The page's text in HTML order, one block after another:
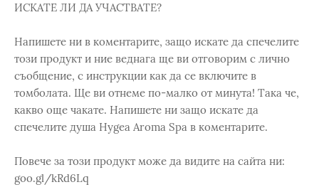
ИСКАТЕ ЛИ ДА УЧАСТВАТЕ?
Напишете ни в коментарите, защо искате да спечелите
този продукт и ние веднага ще ви отговорим с лично
съобщение, с инструкции как да се включите в
томболата. Ще ви отнеме по-малко от минута! Така че,
какво още чакате. Напишете ни защо искате да
спечелите душа Hygea Aroma Spa в коментарите.
Повече за този продукт може да видите на сайта ни:
goo.gl/kRd6Lq